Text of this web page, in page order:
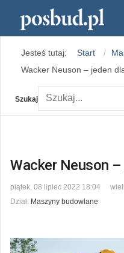
Jesteś tutaj: Start
Wacker Neuson – jeden
Szukaj
Wacker Neuson
piątek, 08 lipiec 2022 18:04
Dział: Maszyny budowlane